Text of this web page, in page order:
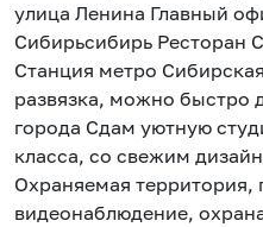
улица Ленина Главный
Сибирьсибирь Ресторан
Станция метро
развязка, можно быстро
города Сдам уютную
класса, со свежим
Охраняемая территория,
видеонаблюдение,